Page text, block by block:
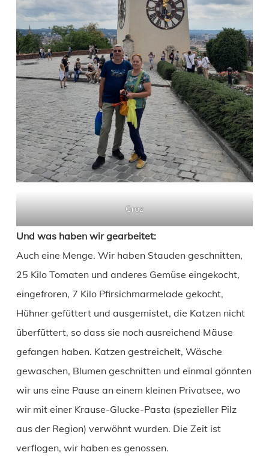
Graz
Und was haben wir gearbeitet:
Auch eine Menge. Wir haben Stauden geschnitten,
25 Kilo Tomaten und anderes Gemüse eingekocht,
eingefroren, 7 Kilo Pfirsichmarmelade gekocht,
Hühner gefüttert und ausgemistet, die Katzen nicht
überfüttert, so dass sie noch ausreichend Mäuse
gefangen haben. Katzen gestreichelt, Wäsche
gewaschen, Blumen geschnitten und einmal gönnten
wir uns eine Pause an einem kleinen Privatsee, wo
wir mit einer Krause-Glucke-Pasta (spezieller Pilz
aus der Region) verwöhnt wurden. Die Zeit ist
verflogen, wir haben es genossen.